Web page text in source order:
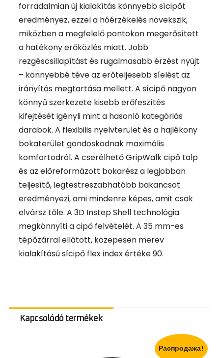
forradalmian új kialakítás könnyebb sícipőt
eredményez, ezzel a hóérzékelés növekszik,
miközben a megfelelő pontokon megerősített
a hatékony erőközlés miatt. Jobb
rezgéscsillapítást és rugalmasabb érzést nyújt
– könnyebbé téve az erőteljesebb síelést az
irányítás megtartása mellett. A sícipő nagyon
könnyű szerkezete kisebb erőfeszítés
kifejtését igényli mint a hasonló kategóriás
darabok. A flexibilis nyelvterület és a hajlékony
bokaterület gondoskodnak maximális
komfortodról. A cserélhető GripWalk cipő talp
és az előreformázott bokarész a legjobban
teljesítő, legtestreszabhatóbb bakancsot
eredményezi, ami mindenre képes, amit csak
elvársz tőle. A 3D Instep Shell technológia
megkönnyíti a cipő felvételét. A 35 mm-es
tépőzárral ellátott, közepesen merev
kialakítású sícipő flex index értéke 90.
Kapcsolódó termékek
Распродажа!